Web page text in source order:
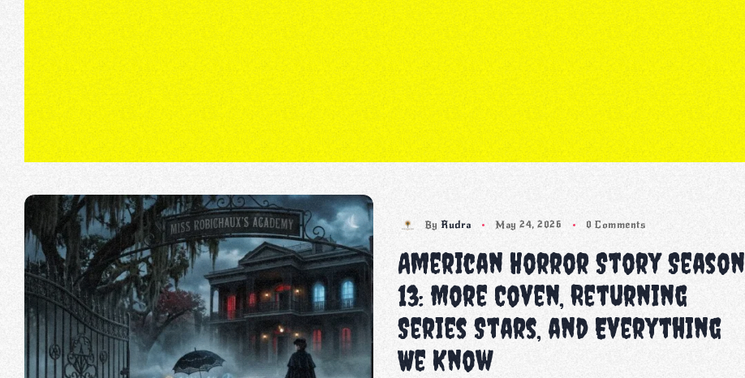
ByRudra May 24, 2026 0 Comments
American Horror Story Season
13: More Coven, Returning
Series Stars, and Everything
We Know